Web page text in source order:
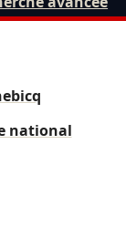
national